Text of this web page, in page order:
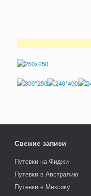
Свежие записи
Путевки на Фиджи
Путевки в Австралию
Путевки в Мексику